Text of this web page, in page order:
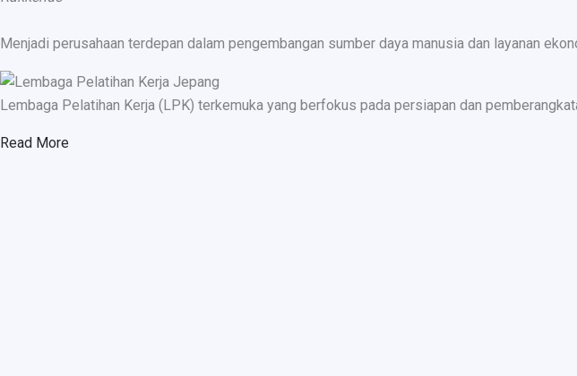
Menjadi perusahaan terdepan dalam pengembangan sumber daya manusia dan layanan
Lembaga Pelatihan Kerja (LPK) terkemuka yang berfokus pada persiapan dan
Read More